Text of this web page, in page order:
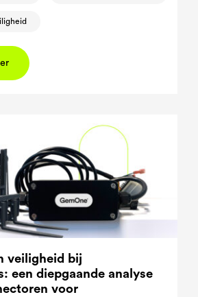
veiligheid bij
een diepgaande analyse
voor